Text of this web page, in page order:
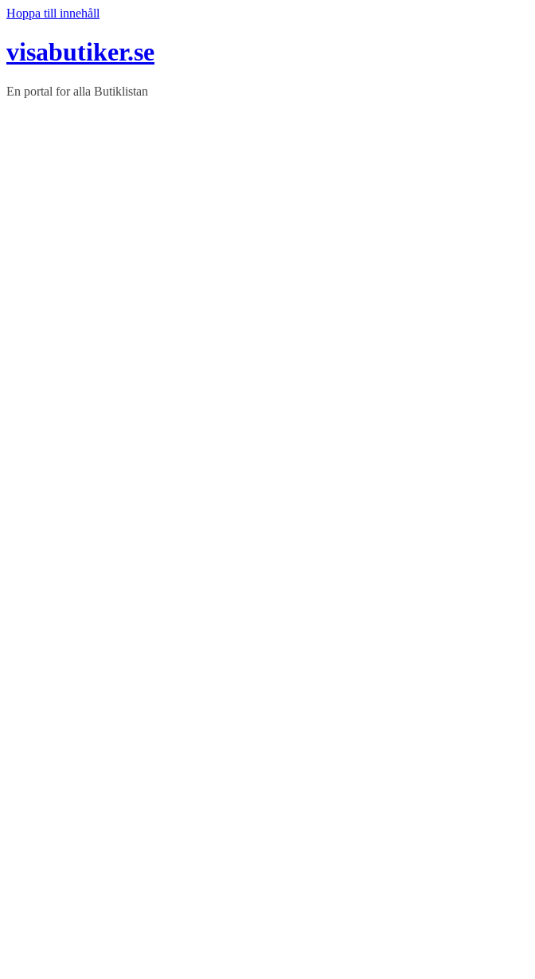
Hoppa till innehåll
visabutiker.se
En portal for alla Butiklistan